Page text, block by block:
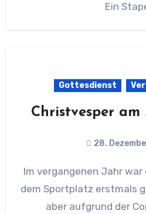
Ein
Gottesdienst
Christvesper
28.
Im vergangenen Jahr war die Christvesper auf
dem Sportplatz erstmals
aber aufgrund der